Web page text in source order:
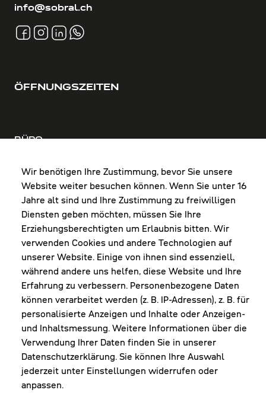
Wir benötigen Ihre Zustimmung, bevor Sie unsere
Website weiter besuchen können. Wenn Sie unter 16
Jahre alt sind und Ihre Zustimmung zu freiwilligen
Diensten geben möchten, müssen Sie Ihre
Erziehungsberechtigten um Erlaubnis bitten. Wir
verwenden Cookies und andere Technologien auf
unserer Website. Einige von ihnen sind essenziell,
während andere uns helfen, diese Website und Ihre
Erfahrung zu verbessern. Personenbezogene Daten
können verarbeitet werden (z. B. IP-Adressen), z. B. für
personalisierte Anzeigen und Inhalte oder Anzeigen-
und Inhaltsmessung. Weitere Informationen über die
Verwendung Ihrer Daten finden Sie in unserer
Datenschutzerklärung. Sie können Ihre Auswahl
jederzeit unter Einstellungen widerrufen oder
anpassen.
info@sobral.ch
ÖFFNUNGSZEITEN
BÜRO
FR: 8:00-12:00 & 13:00-16:00 Uhr
Shop Diepoldsau
MO-Do: 8:00-12:00 & 13:00-17:30 Uhr
Fr: 8:00-16:00 Uhr
1. Samstag im Monat: 9:00-16:00 Uhr
NEWSLETTER
Erhalte Infos zu aktueller Arbeitskleidung für
deine Firma und unseren Service